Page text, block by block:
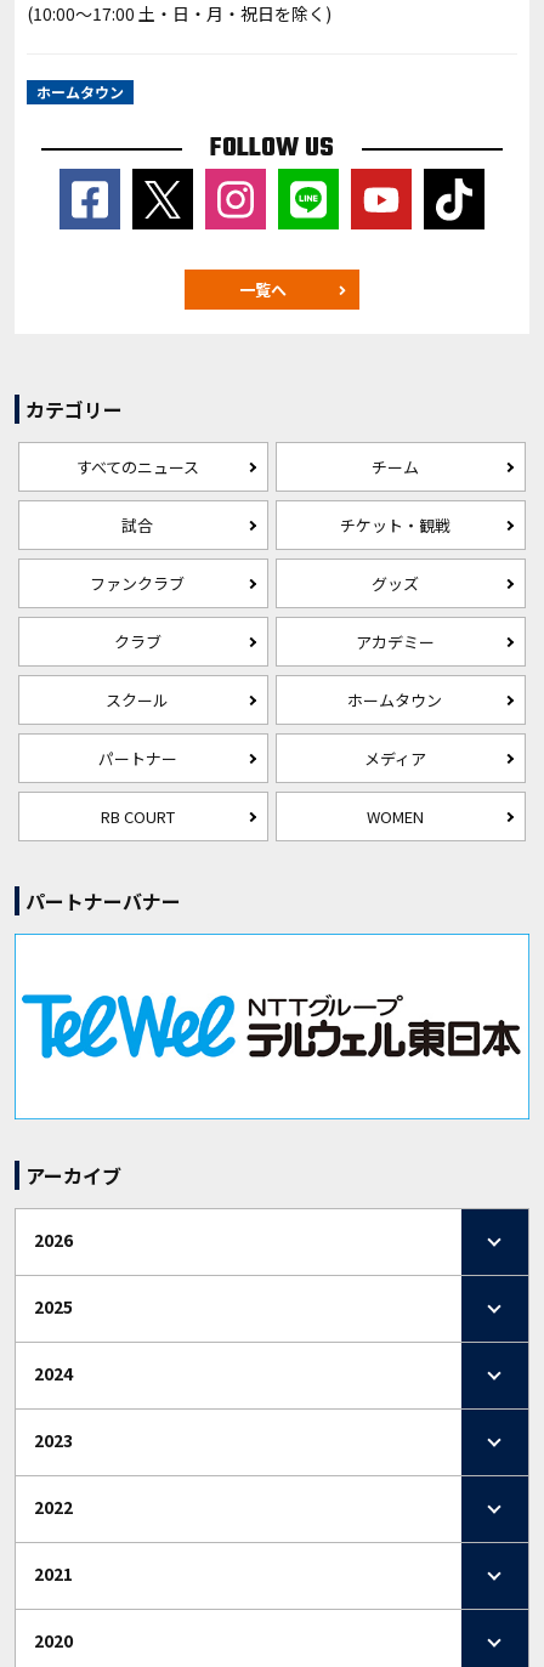
(10:00～17:00 土・日・月・祝日を除く)
ホームタウン
FOLLOW US
一覧へ
カテゴリー
すべてのニュース チーム
試合 チケット・観戦
ファンクラブ グッズ
クラブ アカデミー
スクール ホームタウン
パートナー メディア
RB COURT WOMEN
パートナーバナー
アーカイブ
2026
2025
2024
2023
2022
2021
2020